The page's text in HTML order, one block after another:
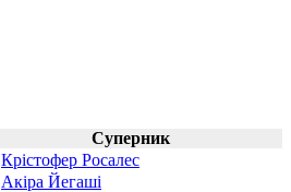
Суперник
Крістофер Росалес
Акіра Йегаші